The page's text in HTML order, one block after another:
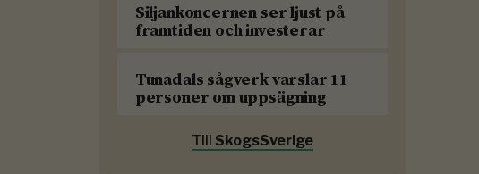
Siljankoncernen ser ljust på
framtiden och investerar
Tunadals sågverk varslar 11
personer om uppsägning
Till SkogsSverige